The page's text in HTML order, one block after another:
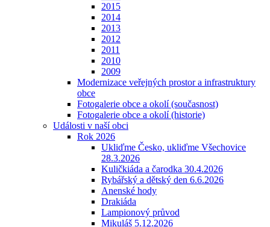
2015
2014
2013
2012
2011
2010
2009
Modernizace veřejných prostor a infrastruktury
obce
Fotogalerie obce a okolí (současnost)
Fotogalerie obce a okolí (historie)
Události v naší obci
Rok 2026
Ukliďme Česko, ukliďme Všechovice
28.3.2026
Kuličkiáda a čarodka 30.4.2026
Rybářský a dětský den 6.6.2026
Anenské hody
Drakiáda
Lampionový průvod
Mikuláš 5.12.2026